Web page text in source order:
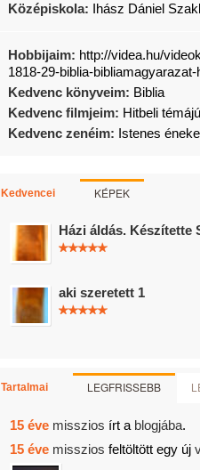
Középiskola: Ihász Dániel
Hobbijaim: http://videa.hu/
1818-29-biblia-
Kedvenc könyveim: Biblia
Kedvenc filmjeim: Hitbeli
Kedvenc zenéim: Istenes
Kedvencei KÉPEK
Házi áldás. Készítette
aki szeretett 1
Tartalmai LEGFRISSEBB
15 éve misszios írt a blogjába.
15 éve misszios feltöltött egy új